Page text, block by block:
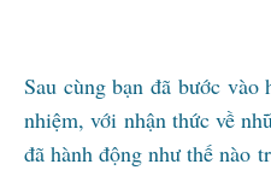
Sau cùng bạn đã bước
nhiệm, với nhận thức về
đã hành động như thế nào